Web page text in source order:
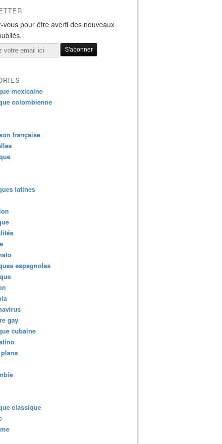
vous pour être averti des nouveaux
mexicaine
colombienne
française
latines
espagnoles
gay
cubaine
classique